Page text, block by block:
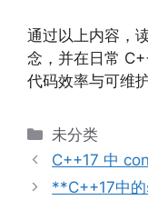
通过以上内容，
念，并在日常
代码效率与可维
分
类
未分类
C++17 中
**C++17中